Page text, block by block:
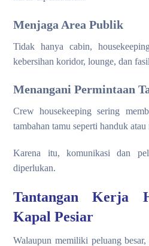
Menjaga Area Publik
Tidak hanya cabin,
kebersihan koridor, lounge, dan
Menangani Permintaan
Crew housekeeping sering
tambahan tamu seperti handuk
Karena itu, komunikasi dan
diperlukan.
Tantangan Kerja
Kapal Pesiar
Walaupun memiliki peluang